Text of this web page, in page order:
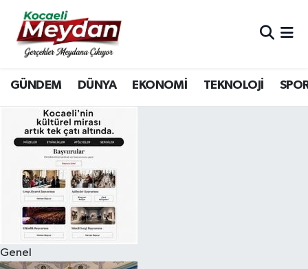
GÜNDEM DÜNYA EKONOMİ TEKNOLOJİ
Genel
Nöbetçi Eczaneler
Hava Durumu
Trafik Durumu
Süper Lig Puan Durumu ve Fikstür
Tüm Manşetler
Son Dakika Haberleri
Haber Arşivi